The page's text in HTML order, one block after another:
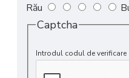
Rău
Captcha
Introdul codul de verificare